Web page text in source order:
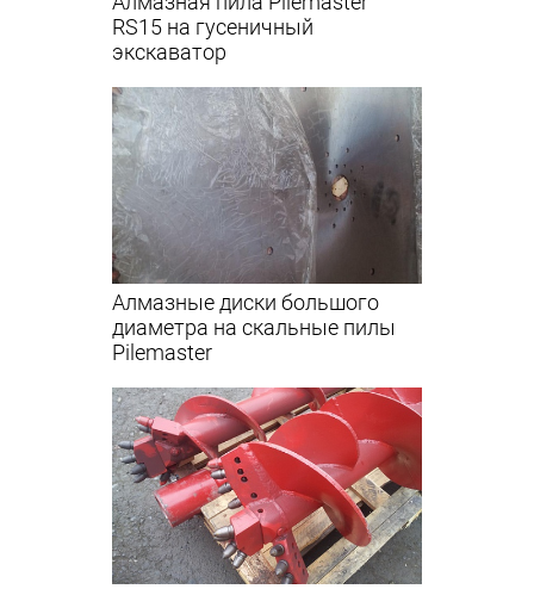
RS15 на гусеничный
экскаватор
Алмазные диски большого
диаметра на скальные пилы
Pilemaster